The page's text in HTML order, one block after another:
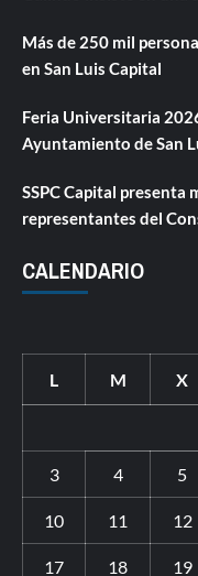
Más de 250 mil
en San Luis Capital
Feria Universitaria
Ayuntamiento de San
SSPC Capital presenta
representantes del
CALENDARIO
L M X
3 4 5
10 11 12
17 18 19